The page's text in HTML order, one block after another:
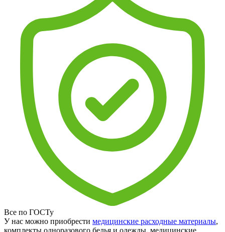
Все по ГОСТу
У нас можно приобрести медицинские расходные материалы,
комплекты одноразового белья и одежды, медицинские